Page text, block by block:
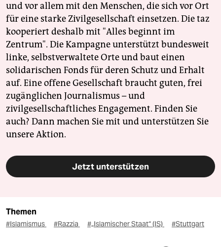
und vor allem mit den Menschen, die sich vor Ort
für eine starke Zivilgesellschaft einsetzen. Die taz
kooperiert deshalb mit "Alles beginnt im
Zentrum". Die Kampagne unterstützt bundesweit
linke, selbstverwaltete Orte und baut einen
solidarischen Fonds für deren Schutz und Erhalt
auf. Eine offene Gesellschaft braucht guten, frei
zugänglichen Journalismus – und
zivilgesellschaftliches Engagement. Finden Sie
auch? Dann machen Sie mit und unterstützen Sie
unsere Aktion.
Jetzt unterstützen
Themen
#Islamismus #Razzia #„Islamischer Staat“ (IS) #Stuttgart